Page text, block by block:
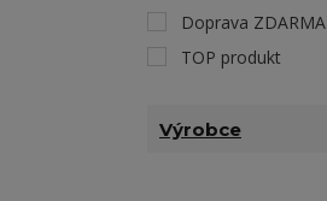
Doprava ZDARMA
TOP produkt
Výrobce